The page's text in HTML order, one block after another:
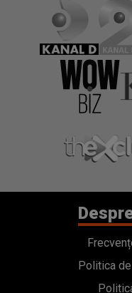
Politica